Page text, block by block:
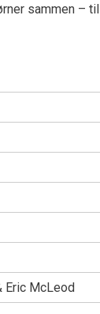
sammen – til
Eric McLeod